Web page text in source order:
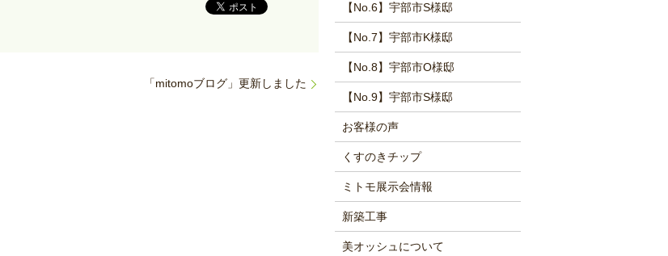
「mitomoブログ」更新しました
【No.6】宇部市S様邸
【No.7】宇部市K様邸
【No.8】宇部市O様邸
【No.9】宇部市S様邸
お客様の声
くすのきチップ
ミトモ展示会情報
新築工事
美オッシュについて